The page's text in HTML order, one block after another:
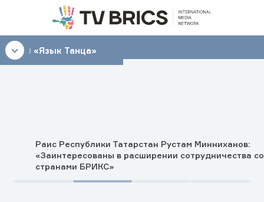
09:30 «Язык Танца»
Раис Республики Татарстан Рустам Минниханов:
«Заинтересованы в расширении сотрудничества со
странами БРИКС»